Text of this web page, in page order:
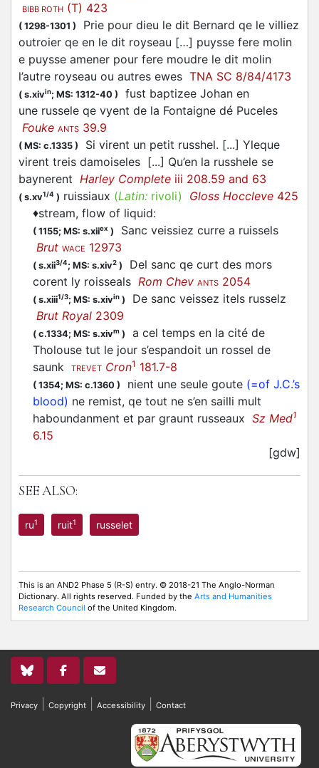
BIBB ROTH (T) 423
( 1298-1301 )
Prie pour dieu le dit Bernard qe le villiez
outroier qe en le dit royseau […] puysse fere molin
e puysse amener pour fere moudre le dit molin
l’autre royseau ou autres ewes TNA SC 8/84/4173
( s.xivin; MS: 1312-40 )
fust baptizee Johan en
une russele qe vyent de la Fontaigne dé Puceles
Fouke ANTS 39.9
( MS: c.1335 )
Si virent un petit russhel. [...] Yleque
virent treis damoiseles [...] Qu’en la russhele se
baynerent Harley Complete iii 208.59 and 63
( s.xv1/4 ) ruissiaux (Latin: rivoli) Gloss Hoccleve 425
♦stream, flow of liquid:
( 1155; MS: s.xiiex )
Sanc veissiez curre a ruissels
Brut WACE 12973
( s.xii3/4; MS: s.xiv2 )
Del sanc qe curt des mors
corent ly roisseals Rom Chev ANTS 2054
( s.xiii1/3; MS: s.xivin )
De sanc veissez itels russelz
Brut Royal 2309
( c.1334; MS: s.xivm )
a cel temps en la cité de
Tholouse tut le jour s’espandoit un rossel de
saunk
TREVET Cron1 181.7-8
( 1354; MS: c.1360 ) nient une seule goute (=of J.C.’s
blood) ne remist, qe tout ne s’en sailli mult
haboundanment et par graunt russeaux Sz Med1
6.15
[gdw]
SEE ALSO:
ru1 ruit1 russelet
This is an AND2 Phase 5 (R-S) entry. © 2018-21 The Anglo-Norman
Dictionary. All rights reserved. Funded by the Arts and Humanities
Research Council of the United Kingdom.
Privacy Copyright Accessibility Contact